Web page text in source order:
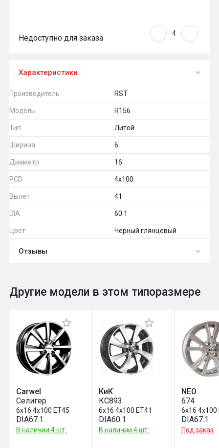
Недоступно для заказа
Характеристики
Производитель RST
Модель R156
Тип Литой
Ширина 6
Диаметр 16
PCD 4x100
Вылет 41
DIA 60.1
Цвет Черный глянцевый
Отзывы
Оставить отзыв
Общий рейтинг 0
Другие модели в этом типоразмере
Carwel
Селигер
6x16 4x100 ET45
DIA67.1
В наличии 4 шт.
КиК
КС893
6x16 4x100 ET41
DIA60.1
В наличии 4 шт.
NEO
674
6x16 4x100
DIA67.1
Под заказ